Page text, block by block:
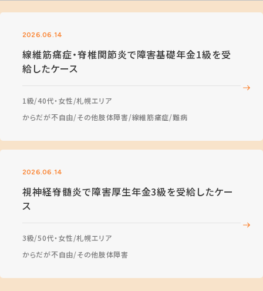
2026.06.14
線維筋痛症・脊椎関節炎で障害基礎年金1級を受
給したケース
1級 40代・女性 札幌エリア
からだが不自由 その他肢体障害 線維筋痛症 難病
2026.06.14
視神経脊髄炎で障害厚生年金3級を受給したケー
ス
3級 50代・女性 札幌エリア
からだが不自由 その他肢体障害